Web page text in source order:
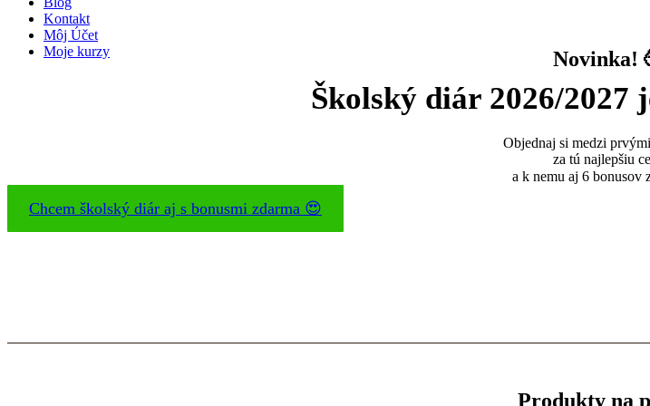
Kontakt
Môj Účet
Moje kurzy
Novinka!
Školský diár 2026/2027
Objednaj si medzi
za tú najlepšiu
a k nemu aj 6 bonusov
Chcem školský diár aj s bonusmi zdarma 😍
Produkty na